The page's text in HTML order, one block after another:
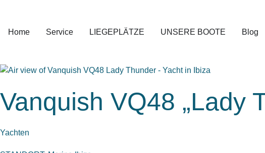
springen
Home Service LIEGEPLÄTZE UNSERE BOOTE Blog
Vanquish VQ48 „Lady
Yachten